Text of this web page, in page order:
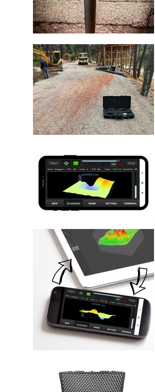
31 م
RDI = Relative Depth of Investigation
rustedSuggestion Program"
Operating Time with Solar Power Bank
Usage